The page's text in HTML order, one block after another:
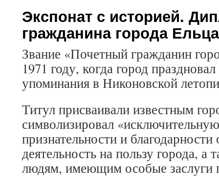
Экспонат с историей.
гражданина города Ельца
Звание «Почетный гражданин
1971 году, когда город
упоминания в Никоновской
Титул присваивали известным
символизировал
признательности и
деятельность на пользу города, а
людям, имеющим особые заслуги